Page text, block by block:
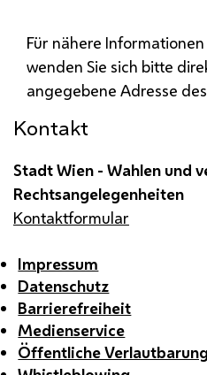
Für nähere
wenden Sie sich bitte
angegebene Adresse
Kontakt
Stadt Wien - Wahlen und
Rechtsangelegenheiten
Kontaktformular
Impressum
Datenschutz
Barrierefreiheit
Medienservice
Öffentliche